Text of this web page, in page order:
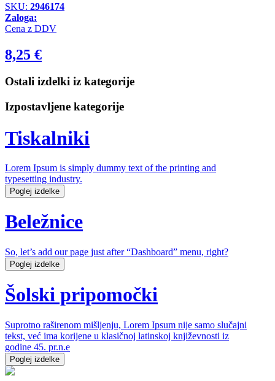
SKU: 2946174
Zaloga:
Cena z DDV
8,25 €
Ostali izdelki iz kategorije
Izpostavljene kategorije
Tiskalniki
Lorem Ipsum is simply dummy text of the printing and
typesetting industry.
Poglej izdelke
Beležnice
So, let’s add our page just after “Dashboard” menu, right?
Poglej izdelke
Šolski pripomočki
Suprotno raširenom mišljenju, Lorem Ipsum nije samo slučajni
tekst, već ima korijene u klasičnoj latinskoj književnosti iz
godine 45. pr.n.e
Poglej izdelke